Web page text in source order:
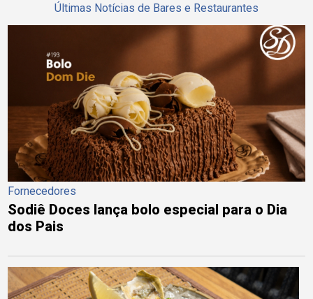
Últimas Notícias de Bares e Restaurantes
Fornecedores
Sodiê Doces lança bolo especial para o Dia
dos Pais